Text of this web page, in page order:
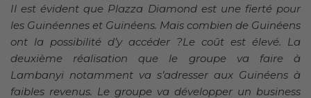
Il est évident que Plazza Diamond est une fierté pour
les Guinéennes et Guinéens. Mais combien de Guinéens
ont la possibilité d’y accéder ?Le coût est élevé. La
deuxième réalisation que le groupe va faire à
Lambanyi notamment va s’adresser aux Guinéens à
faibles revenus. Le groupe va développer un business